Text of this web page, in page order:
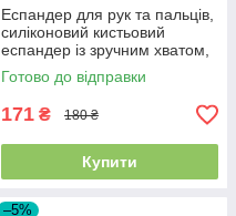
Еспандер для рук та пальців,
силіконовий кистьовий
еспандер із зручним хватом,
JELLO, навантаження 60LB,
27 кг
Готово до відправки
171 ₴ 180 ₴
Купити
–5%